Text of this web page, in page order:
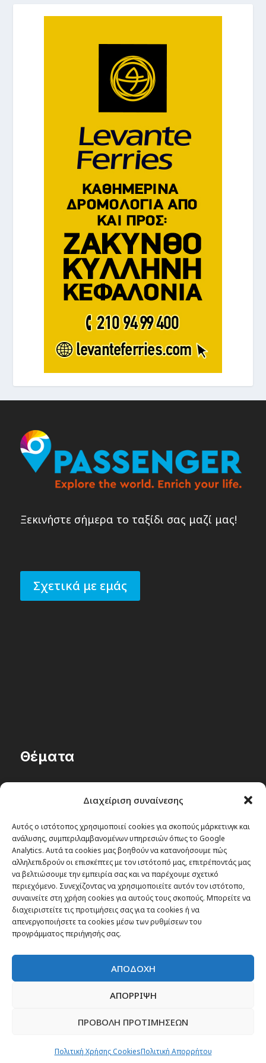
Διαχείριση συναίνεσης
Αυτός ο ιστότοπος χρησιμοποιεί cookies για σκοπούς μάρκετινγκ και
ανάλυσης, συμπεριλαμβανομένων υπηρεσιών όπως το Google
Analytics. Αυτά τα cookies μας βοηθούν να κατανοήσουμε πώς
αλληλεπιδρούν οι επισκέπτες με τον ιστότοπό μας, επιτρέποντάς μας
να βελτιώσουμε την εμπειρία σας και να παρέχουμε σχετικό
περιεχόμενο. Συνεχίζοντας να χρησιμοποιείτε αυτόν τον ιστότοπο,
συναινείτε στη χρήση cookies για αυτούς τους σκοπούς. Μπορείτε να
διαχειριστείτε τις προτιμήσεις σας για τα cookies ή να
απενεργοποιήσετε τα cookies μέσω των ρυθμίσεων του
προγράμματος περιήγησής σας.
ΑΠΟΔΟΧΗ
ΑΠΟΡΡΙΨΗ
ΠΡΟΒΟΛΗ ΠΡΟΤΙΜΗΣΕΩΝ
Πολιτική Χρήσης CookiesΠολιτική Απορρήτου
Ξεκινήστε σήμερα το ταξίδι σας μαζί μας!
Σχετικά με εμάς
Θέματα
Passenger στον κόσμο
TRAVEL NEWS
Οργάνωσε το ταξίδι σου
CITY and CULTURE
Newsletter
“H μόνη επένδυση από την οποία δεν έχεις